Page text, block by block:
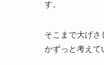
す。
そこまで大げさ
かずっと考えて